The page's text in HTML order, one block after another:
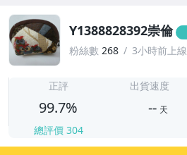
Y1388828392崇倫
粉絲數 268 3小時前上線
正評
99.7%
總評價 304
出貨速度
-- 天